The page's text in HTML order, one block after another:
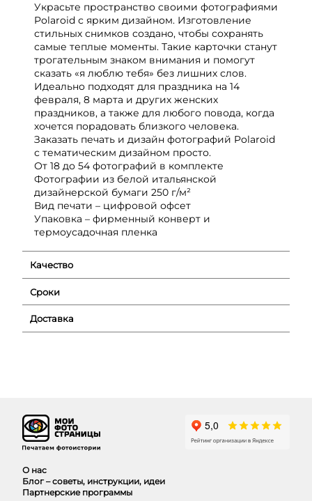
Украсьте пространство своими фотографиями
Polaroid с ярким дизайном. Изготовление
стильных снимков создано, чтобы сохранять
самые теплые моменты. Такие карточки станут
трогательным знаком внимания и помогут
сказать «я люблю тебя» без лишних слов.
Идеально подходят для праздника на 14
февраля, 8 марта и других женских
праздников, а также для любого повода, когда
хочется порадовать близкого человека.
Заказать печать и дизайн фотографий Polaroid
с тематическим дизайном просто.
От 18 до 54 фотографий в комплекте
Фотографии из белой итальянской
дизайнерской бумаги 250 г/м²
Вид печати – цифровой офсет
Упаковка – фирменный конверт и
термоусадочная пленка
Качество
Сроки
Доставка
О нас
Блог – советы, инструкции, идеи
Партнерские программы